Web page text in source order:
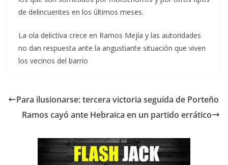
de delincuentes en los últimos meses.
La ola delictiva crece en Ramos Mejía y las autoridades
no dan respuesta ante la angustiante situación que viven
los vecinos del barrio
Para ilusionarse: tercera victoria seguida de Porteño
Ramos cayó ante Hebraica en un partido errático